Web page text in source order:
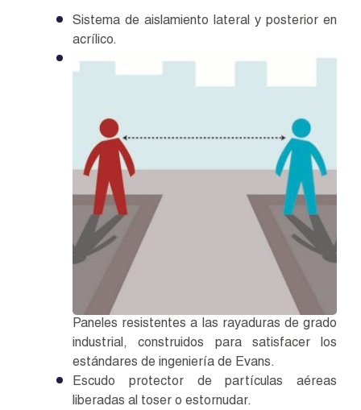
Sistema de aislamiento lateral y posterior en
acrílico.
Paneles resistentes a las rayaduras de grado
industrial, construidos para satisfacer los
estándares de ingeniería de Evans.
Escudo protector de partículas aéreas
liberadas al toser o estornudar.